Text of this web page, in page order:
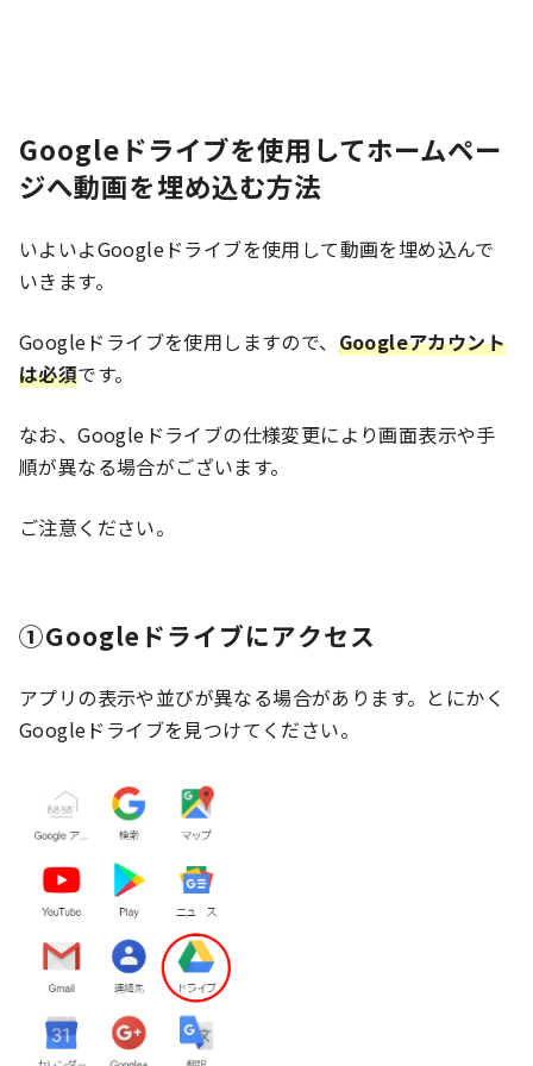
Googleドライブを使用してホームペー
ジへ動画を埋め込む方法
いよいよGoogleドライブを使用して動画を埋め込んで
いきます。
Googleドライブを使用しますので、 Googleアカウント
は必須です。
なお、Googleドライブの仕様変更により画面表示や手
順が異なる場合がございます。
ご注意ください。
①Googleドライブにアクセス
アプリの表示や並びが異なる場合があります。とにかく
Googleドライブを見つけてください。